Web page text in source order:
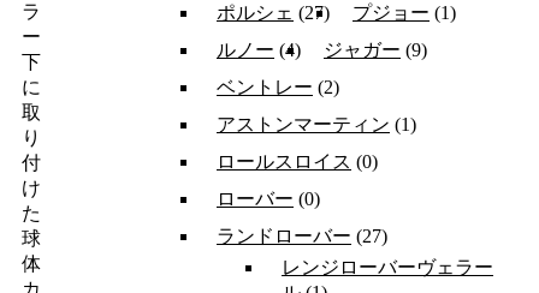
ラ
ー
下
に
取
り
付
け
た
球
体
カ
ポルシェ (27) プジョー (1)
ルノー (4) ジャガー (9)
ベントレー (2)
アストンマーティン (1)
ロールスロイス (0)
ローバー (0)
ランドローバー (27)
レンジローバーヴェラー